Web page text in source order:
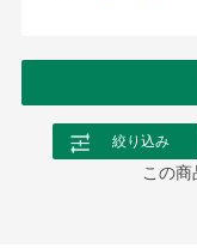
絞り込み
この